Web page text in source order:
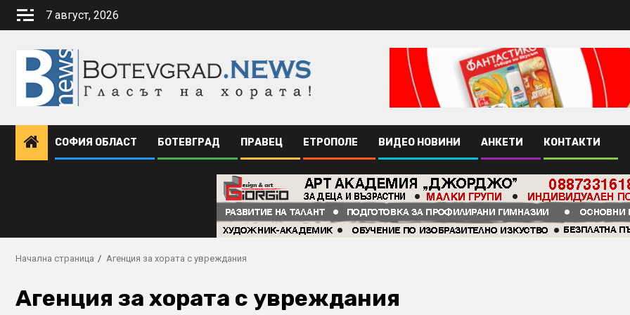
Skip
7 август, 2026
СОФИЯ ОБЛАСТ БОТЕВГРАД ПРАВЕЦ ЕТРОПОЛЕ ВИДЕО НОВИНИ АНКЕТИ КОНТАКТИ
Начална страница Агенция за хората с увреждания
Агенция за хората с увреждания